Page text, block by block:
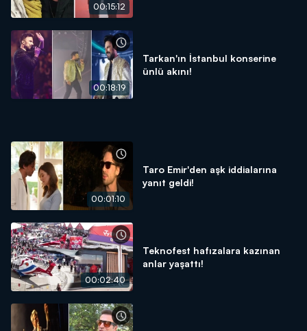
00:15:12
00:18:19
Tarkan'ın İstanbul konserine
ünlü akını!
00:01:10
Taro Emir'den aşk iddialarına
yanıt geldi!
00:02:40
Teknofest hafızalara kazınan
anlar yaşattı!